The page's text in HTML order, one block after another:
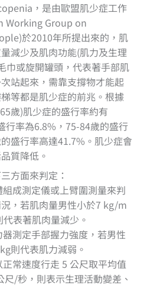
，是由歐盟肌少症工作
Working Group on
於2010年所提出來的，肌
減少及肌肉功能(肌力及生理
巾或旋開罐頭，代表著手部肌
站起來，需靠支撐物才能起
等都是肌少症的前兆。根據
歲)肌少症的盛行率約有
行率為6.8%，75-84歲的盛行
盛行率高達41.7%。肌少症會
質降低。
方面來判定：
成測定儀或上臂圍測量來判
，若肌肉量男性小於7 kg/m
表著肌肉量減少。
測定手部握力強度，若男性
則代表肌力減弱。
常速度行走 5 公尺取平均值
/秒，則表示生理活動變差、